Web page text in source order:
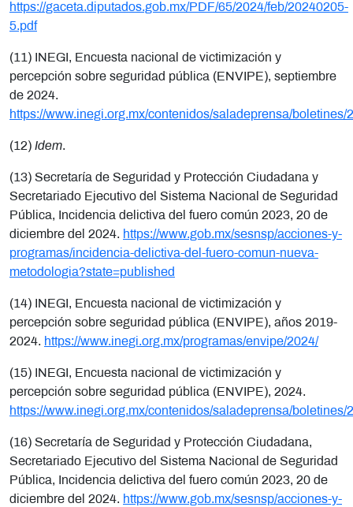
https://gaceta.diputados.gob.mx/PDF/65/2024/feb/20240205-
5.pdf
(11) INEGI, Encuesta nacional de victimización y
percepción sobre seguridad pública (ENVIPE), septiembre
de 2024.
https://www.inegi.org.mx/contenidos/saladeprensa/
(12) Idem.
(13) Secretaría de Seguridad y Protección Ciudadana y
Secretariado Ejecutivo del Sistema Nacional de Seguridad
Pública, Incidencia delictiva del fuero común 2023, 20 de
diciembre del 2024. https://www.gob.mx/sesnsp/acciones-y-
programas/incidencia-delictiva-del-fuero-comun-nueva-
metodologia?state=published
(14) INEGI, Encuesta nacional de victimización y
percepción sobre seguridad pública (ENVIPE), años 2019-
2024. https://www.inegi.org.mx/programas/envipe/2024/
(15) INEGI, Encuesta nacional de victimización y
percepción sobre seguridad pública (ENVIPE), 2024.
https://www.inegi.org.mx/contenidos/saladeprensa/
(16) Secretaría de Seguridad y Protección Ciudadana,
Secretariado Ejecutivo del Sistema Nacional de Seguridad
Pública, Incidencia delictiva del fuero común 2023, 20 de
diciembre del 2024. https://www.gob.mx/sesnsp/acciones-y-